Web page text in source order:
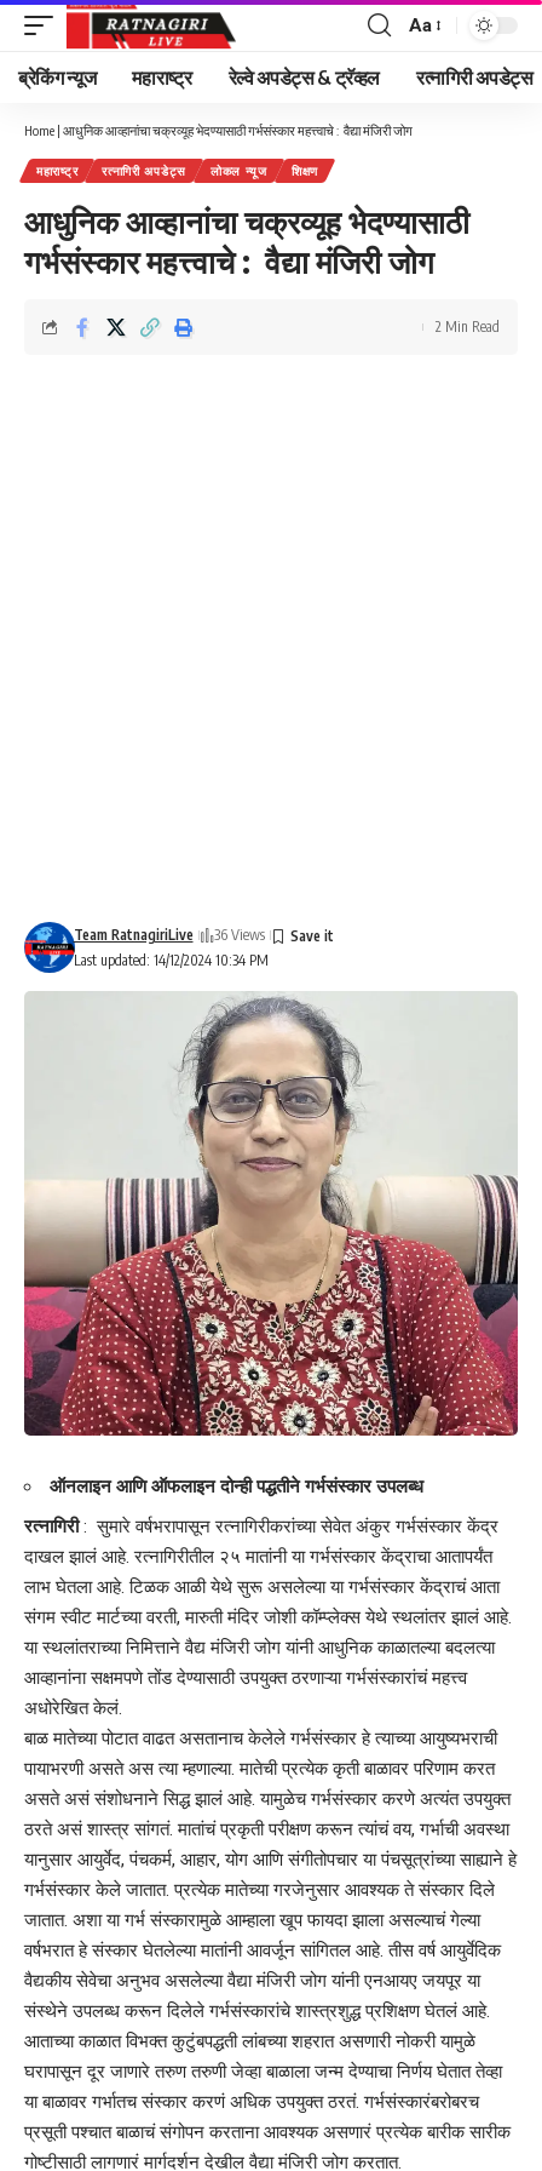
Font
Resizer
Aa
ब्रेकिंग न्यूज महाराष्ट्र रेल्वे अपडेट्स & ट्रॅव्हल रत्नागिरी अपडेट्स
Home | आधुनिक आव्हानांचा चक्रव्यूह भेदण्यासाठी गर्भसंस्कार महत्त्वाचे : वैद्या मंजिरी जोग
महाराष्ट्र रत्नागिरी अपडेट्स लोकल न्यूज शिक्षण
आधुनिक आव्हानांचा चक्रव्यूह भेदण्यासाठी
गर्भसंस्कार महत्त्वाचे : वैद्या मंजिरी जोग
Last updated: 14/12/2024 10:34 PM
Team RatnagiriLive 36 Views
2 Min Read
ऑनलाइन आणि ऑफलाइन दोन्ही पद्धतीने गर्भसंस्कार उपलब्ध
रत्नागिरी: सुमारे वर्षभरापासून रत्नागिरीकरांच्या सेवेत अंकुर गर्भसंस्कार केंद्र
दाखल झालं आहे. रत्नागिरीतील २५ मातांनी या गर्भसंस्कार केंद्राचा आतापर्यंत
लाभ घेतला आहे. टिळक आळी येथे सुरू असलेल्या या गर्भसंस्कार केंद्राचं आता
संगम स्वीट मार्टच्या वरती, मारुती मंदिर जोशी कॉम्प्लेक्स येथे स्थलांतर झालं आहे.
या स्थलांतराच्या निमित्ताने वैद्य मंजिरी जोग यांनी आधुनिक काळातल्या बदलत्या
आव्हानांना सक्षमपणे तोंड देण्यासाठी उपयुक्त ठरणाऱ्या गर्भसंस्कारांचं महत्त्व
अधोरेखित केलं.
बाळ मातेच्या पोटात वाढत असतानाच केलेले गर्भसंस्कार हे त्याच्या आयुष्यभराची
पायाभरणी असते अस त्या म्हणाल्या. मातेची प्रत्येक कृती बाळावर परिणाम करत
असते असं संशोधनाने सिद्ध झालं आहे. यामुळेच गर्भसंस्कार करणे अत्यंत उपयुक्त
ठरते असं शास्त्र सांगतं. मातांचं प्रकृती परीक्षण करून त्यांचं वय, गर्भाची अवस्था
यानुसार आयुर्वेद, पंचकर्म, आहार, योग आणि संगीतोपचार या पंचसूत्रांच्या साह्याने हे
गर्भसंस्कार केले जातात. प्रत्येक मातेच्या गरजेनुसार आवश्यक ते संस्कार दिले
जातात. अशा या गर्भ संस्कारामुळे आम्हाला खूप फायदा झाला असल्याचं गेल्या
वर्षभरात हे संस्कार घेतलेल्या मातांनी आवर्जून सांगितल आहे. तीस वर्ष आयुर्वेदिक
वैद्यकीय सेवेचा अनुभव असलेल्या वैद्या मंजिरी जोग यांनी एनआयए जयपूर या
संस्थेने उपलब्ध करून दिलेले गर्भसंस्कारांचे शास्त्रशुद्ध प्रशिक्षण घेतलं आहे.
आताच्या काळात विभक्त कुटुंबपद्धती लांबच्या शहरात असणारी नोकरी यामुळे
घरापासून दूर जाणारे तरुण तरुणी जेव्हा बाळाला जन्म देण्याचा निर्णय घेतात तेव्हा
या बाळावर गर्भातच संस्कार करणं अधिक उपयुक्त ठरतं. गर्भसंस्कारंबरोबरच
प्रसूती पश्चात बाळाचं संगोपन करताना आवश्यक असणारं प्रत्येक बारीक सारीक
गोष्टीसाठी लागणारं मार्गदर्शन देखील वैद्या मंजिरी जोग करतात.